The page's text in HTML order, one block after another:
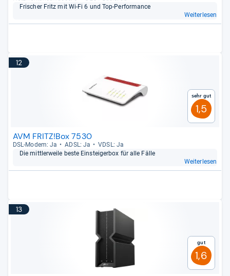
Fri­scher Fritz mit Wi-​Fi 6 und Top-​Per­for­mance
Weiterlesen
12
Sehr gut
1,5
AVM FRITZ!Box 7530
DSL-​Modem: Ja ADSL: Ja
VDSL: Ja
Die mitt­ler­weile beste Ein­stei­ger­box für alle Fälle
Weiterlesen
13
Gut
1,6